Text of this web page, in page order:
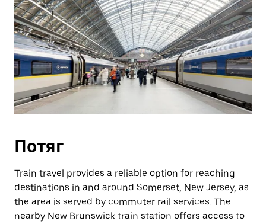
Потяг
Train travel provides a reliable option for reaching
destinations in and around Somerset, New Jersey, as
the area is served by commuter rail services. The
nearby New Brunswick train station offers access to